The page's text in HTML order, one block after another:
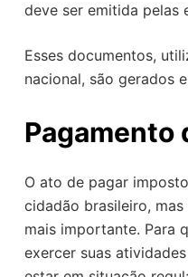
deve ser emitida pelas
Esses documentos,
nacional, são gerados
Pagamento
O ato de pagar
cidadão brasileiro, mas
mais importante. Para
exercer suas